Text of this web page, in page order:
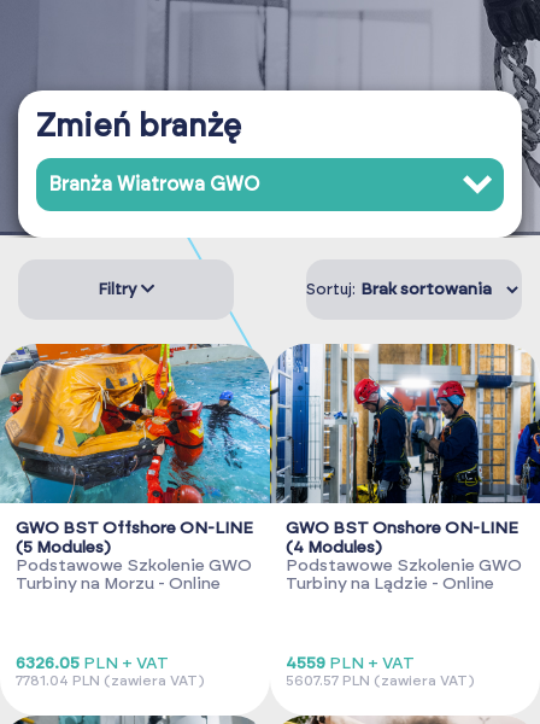
Zmień branżę
Branża Wiatrowa GWO
Filtry Sortuj:
GWO BST Offshore ON-LINE
(5 Modules)
Podstawowe Szkolenie GWO
Turbiny na Morzu - Online
6326.05 PLN + VAT
7781.04 PLN (zawiera VAT)
GWO BST Onshore ON-LINE
(4 Modules)
Podstawowe Szkolenie GWO
Turbiny na Lądzie - Online
4559 PLN + VAT
5607.57 PLN (zawiera VAT)